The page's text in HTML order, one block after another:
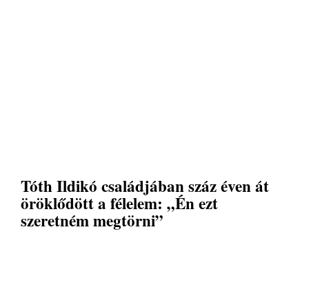
Tóth Ildikó családjában száz éven át
öröklődött a félelem: „Én ezt
szeretném megtörni”